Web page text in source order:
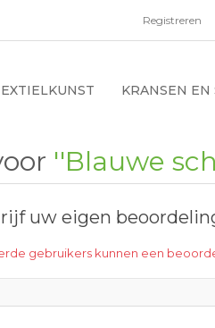
Registreren
KRANSEN EN
Blauwe
uw eigen
gebruikers kunnen een